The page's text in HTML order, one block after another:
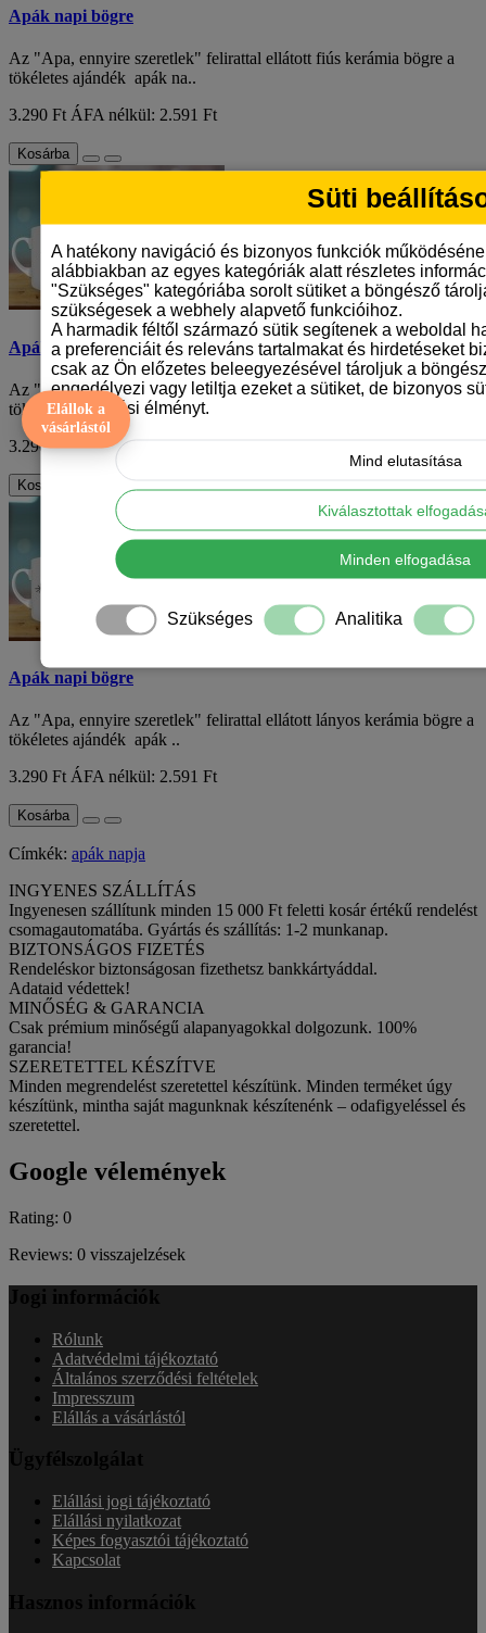
Apák napi bögre
Az "Apa, ennyire szeretlek" felirattal ellátott fiús kerámia bögre a
tökéletes ajándék apák na..
3.290 Ft ÁFA nélkül: 2.591 Ft
Kosárba
Apák napi bögre
Az "Apa, ennyire szeretlek" felirattal ellátott fiús kerámia bögre a
tökéletes ajándék apák na..
3.290 FtÁFA nélkül: 2.591 Ft
Kosárba
Apák napi bögre
Az "Apa, ennyire szeretlek" felirattal ellátott lányos kerámia bögre a
tökéletes ajándék apák ..
3.290 Ft ÁFA nélkül: 2.591 Ft
Kosárba
Címkék: apák napja
INGYENES SZÁLLÍTÁS
Ingyenesen szállítunk minden 15 000 Ft feletti kosár értékű rendelést
csomagautomatába. Gyártás és szállítás: 1-2 munkanap.
BIZTONSÁGOS FIZETÉS
Rendeléskor biztonságosan fizethetsz bankkártyáddal.
Adataid védettek!
MINŐSÉG & GARANCIA
Csak prémium minőségű alapanyagokkal dolgozunk. 100%
garancia!
SZERETETTEL KÉSZÍTVE
Minden megrendelést szeretettel készítünk. Minden terméket úgy
készítünk, mintha saját magunknak készítenénk – odafigyeléssel és
szeretettel.
Google vélemények
Elállok a
vásárlástól
Rating: 0
Reviews: 0 visszajelzések
Jogi információk
Rólunk
Adatvédelmi tájékoztató
Általános szerződési feltételek
Impresszum
Elállás a vásárlástól
Ügyfélszolgálat
Elállási jogi tájékoztató
Elállási nyilatkozat
Képes fogyasztói tájékoztató
Kapcsolat
Hasznos információk
Süti
A hatékony navigáció és bizonyos funkciók
alábbiakban az egyes kategóriák alatt részletes
"Szükséges" kategóriába sorolt sütiket a böngésző
szükségesek a webhely alapvető funkcióihoz.
A harmadik féltől származó sütik segítenek a weboldal
a preferenciáit és releváns tartalmakat és hirdetéseket
csak az Ön előzetes beleegyezésével tároljuk a
engedélyezi vagy letiltja ezeket a sütiket, de bizonyos
böngészési élményt.
Mind elutasítása
Kiválasztottak
Minden elfogadása
Szükséges Analitika